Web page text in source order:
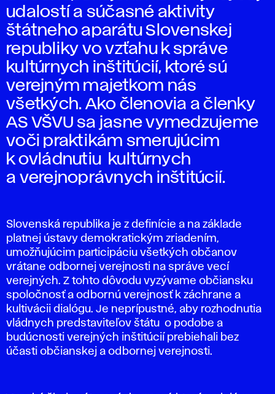
udalostí a súčasné aktivity
štátneho aparátu Slovenskej
republiky vo vzťahu k správe
kultúrnych inštitúcií, ktoré sú
verejným majetkom nás
všetkých. Ako členovia a členky
AS VŠVU sa jasne vymedzujeme
voči praktikám smerujúcim
k ovládnutiu kultúrnych
a verejnoprávnych inštitúcií.
Slovenská republika je z definície a na základe
platnej ústavy demokratickým zriadením,
umožňujúcim participáciu všetkých občanov
vrátane odbornej verejnosti na správe vecí
verejných. Z tohto dôvodu vyzývame občiansku
spoločnosť a odbornú verejnosť k záchrane a
kultivácii dialógu. Je neprípustné, aby rozhodnutia
vládnych predstaviteľov štátu o podobe a
budúcnosti verejných inštitúcií prebiehali bez
účasti občianskej a odbornej verejnosti.